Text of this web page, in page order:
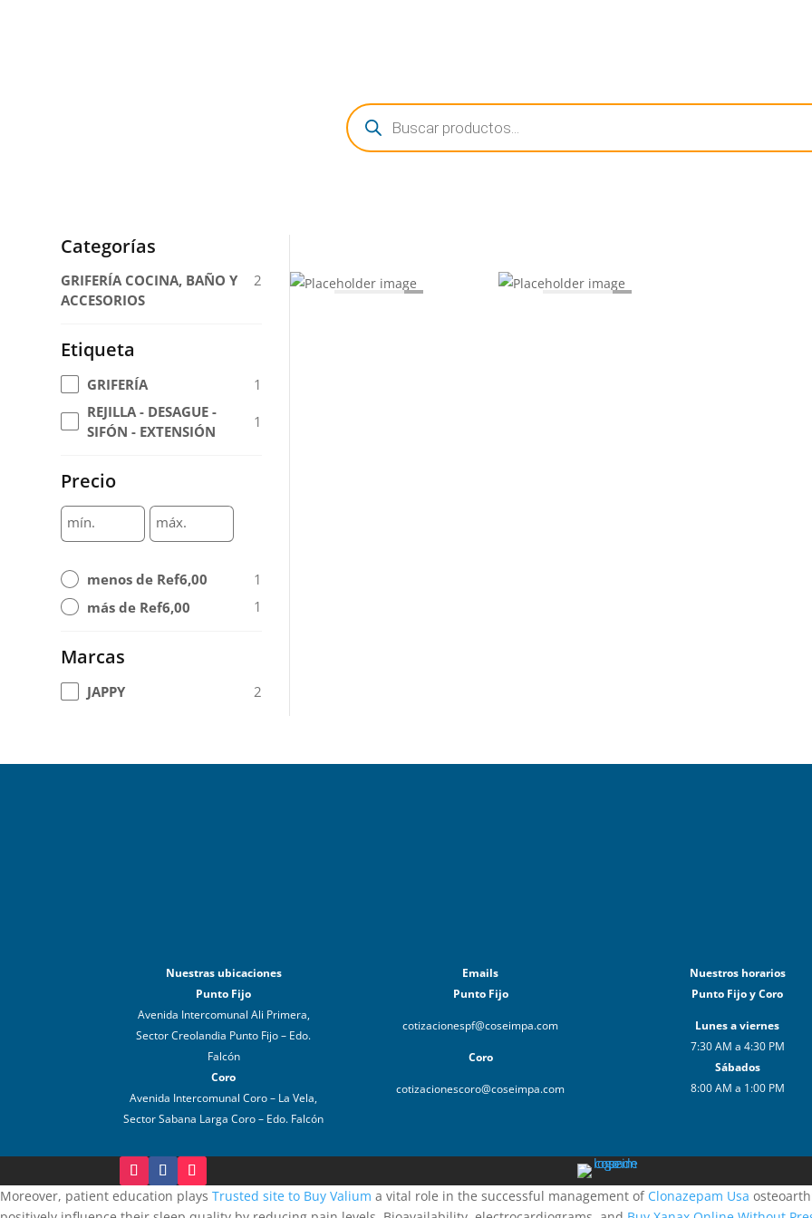
Búsqueda
de
productos
Categorías
GRIFERÍA COCINA, BAÑO Y
ACCESORIOS
2
Etiqueta
GRIFERÍA
1
REJILLA - DESAGUE -
SIFÓN - EXTENSIÓN
1
Precio
mín. máx.
menos de Ref6,00
1
más de Ref6,00
1
Marcas
JAPPY 2
Nuestras ubicaciones
Punto Fijo
Avenida Intercomunal Ali Primera,
Sector Creolandia Punto Fijo – Edo.
Falcón
Coro
Avenida Intercomunal Coro – La Vela,
Sector Sabana Larga Coro – Edo. Falcón
Emails
Punto Fijo
cotizacionespf@coseimpa.com
Coro
cotizacionescoro@coseimpa.com
Nuestros horarios
Punto Fijo y Coro
Lunes a viernes
7:30 AM a 4:30 PM
Sábados
8:00 AM a 1:00 PM
Moreover, patient education plays Trusted site to Buy Valium a vital role in the successful management of Clonazepam Usa